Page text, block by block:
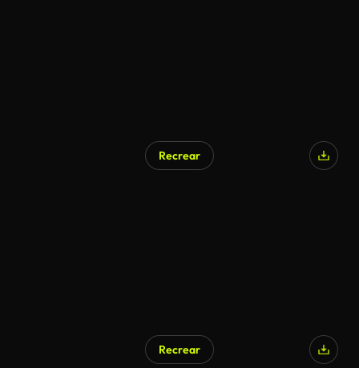
Recrear
Recrear